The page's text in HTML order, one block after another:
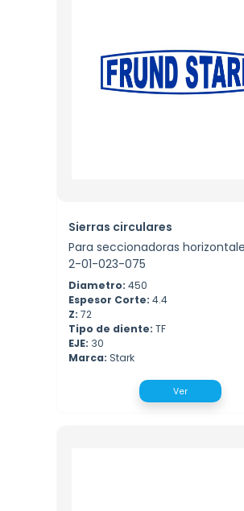
Sierras circulares
Para seccionadoras
2-01-023-075
Diametro: 450
Espesor Corte: 4.4
Z: 72
Tipo de diente: TF
EJE: 30
Marca: Stark
Ver